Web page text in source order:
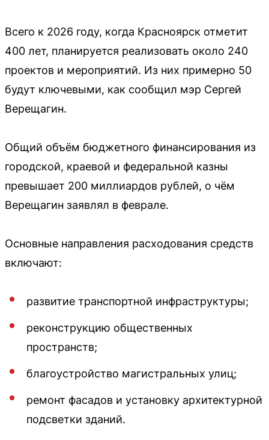
Всего к 2026 году, когда Красноярск отметит
400 лет, планируется реализовать около 240
проектов и мероприятий. Из них примерно 50
будут ключевыми, как сообщил мэр Сергей
Верещагин.
Общий объём бюджетного финансирования из
городской, краевой и федеральной казны
превышает 200 миллиардов рублей, о чём
Верещагин заявлял в феврале.
Основные направления расходования средств
включают:
развитие транспортной инфраструктуры;
реконструкцию общественных
пространств;
благоустройство магистральных улиц;
ремонт фасадов и установку архитектурной
подсветки зданий.